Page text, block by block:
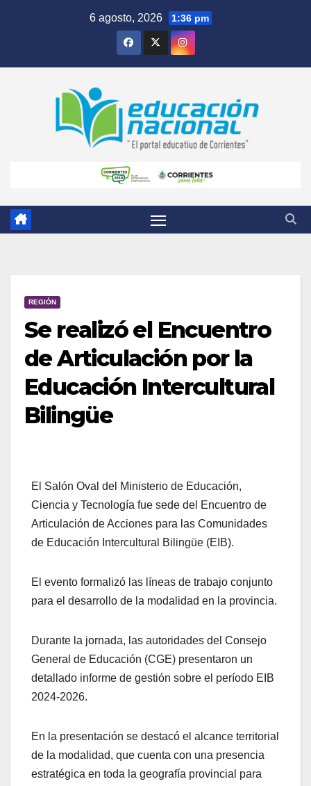
6 agosto, 2026 1:36 pm
REGIÓN
Se realizó el Encuentro
de Articulación por la
Educación Intercultural
Bilingüe
El Salón Oval del Ministerio de Educación,
Ciencia y Tecnología fue sede del Encuentro de
Articulación de Acciones para las Comunidades
de Educación Intercultural Bilingüe (EIB).
El evento formalizó las líneas de trabajo conjunto
para el desarrollo de la modalidad en la provincia.
Durante la jornada, las autoridades del Consejo
General de Educación (CGE) presentaron un
detallado informe de gestión sobre el período EIB
2024-2026.
En la presentación se destacó el alcance territorial
de la modalidad, que cuenta con una presencia
estratégica en toda la geografía provincial para